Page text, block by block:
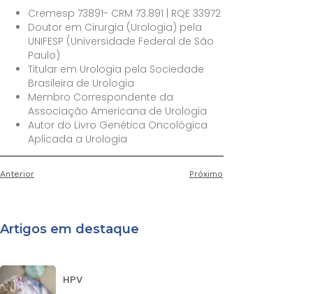
Cremesp 73891- CRM 73.891 |
RQE 33972
Doutor em Cirurgia (Urologia) pela
UNIFESP (Universidade Federal de São
Paulo)
Titular em Urologia pela Sociedade
Brasileira de Urologia
Membro Correspondente da
Associação Americana de Urologia
Autor do Livro Genética Oncológica
Aplicada a Urologia
Anterior Próximo
Artigos em destaque
HPV